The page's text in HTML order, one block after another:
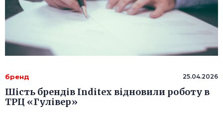
бренд 25.04.2026
Шість брендів Inditex відновили роботу в
ТРЦ «Гулівер»